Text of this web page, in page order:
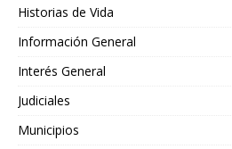
Historias de Vida
Información General
Interés General
Judiciales
Municipios